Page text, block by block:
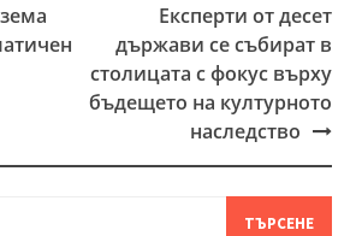
Експерти от десет
държави се събират в
столицата с фокус върху
бъдещето на културното
наследство